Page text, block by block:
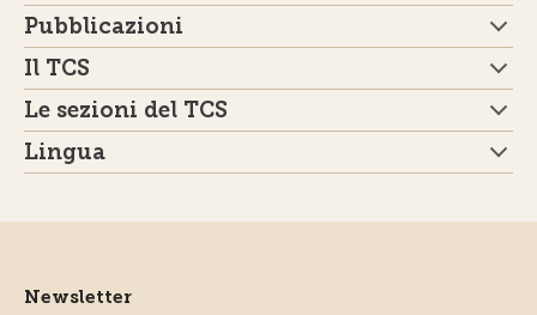
Pubblicazioni
Il TCS
Le sezioni del TCS
Lingua
Newsletter